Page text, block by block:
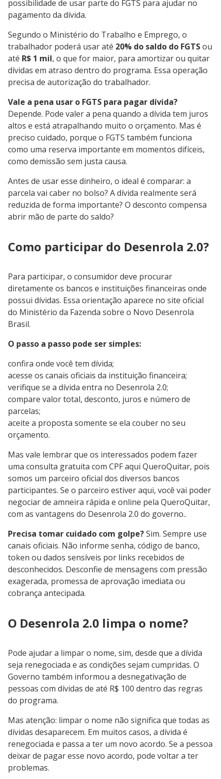
possibilidade de usar parte do FGTS para ajudar no
pagamento da dívida.
Segundo o Ministério do Trabalho e Emprego, o
trabalhador poderá usar até 20% do saldo do FGTSou
até R$ 1 mil, o que for maior, para amortizar ou quitar
dívidas em atraso dentro do programa. Essa operação
precisa de autorização do trabalhador.
Vale a pena usar o FGTS para pagar dívida?
Depende. Pode valer a pena quando a dívida tem juros
altos e está atrapalhando muito o orçamento. Mas é
preciso cuidado, porque o FGTS também funciona
como uma reserva importante em momentos difíceis,
como demissão sem justa causa.
Antes de usar esse dinheiro, o ideal é comparar: a
parcela vai caber no bolso? A dívida realmente será
reduzida de forma importante? O desconto compensa
abrir mão de parte do saldo?
Como participar do Desenrola 2.0?
Para participar, o consumidor deve procurar
diretamente os bancos e instituições financeiras onde
possui dívidas. Essa orientação aparece no site oficial
do Ministério da Fazenda sobre o Novo Desenrola
Brasil.
O passo a passo pode ser simples:
confira onde você tem dívida;
acesse os canais oficiais da instituição financeira;
verifique se a dívida entra no Desenrola 2.0;
compare valor total, desconto, juros e número de
parcelas;
aceite a proposta somente se ela couber no seu
orçamento.
Mas vale lembrar que os interessados podem fazer
uma consulta gratuita com CPF aqui QueroQuitar, pois
somos um parceiro oficial dos diversos bancos
participantes. Se o parceiro estiver aqui, você vai poder
negociar de amneira rápida e online pela QueroQuitar,
com as vantagens do Desenrola 2.0 do governo..
Precisa tomar cuidado com golpe?Sim. Sempre use
canais oficiais. Não informe senha, código de banco,
token ou dados sensíveis por links recebidos de
desconhecidos. Desconfie de mensagens com pressão
exagerada, promessa de aprovação imediata ou
cobrança antecipada.
O Desenrola 2.0 limpa o nome?
Pode ajudar a limpar o nome, sim, desde que a dívida
seja renegociada e as condições sejam cumpridas. O
Governo também informou a desnegativação de
pessoas com dívidas de até R$ 100 dentro das regras
do programa.
Mas atenção: limpar o nome não significa que todas as
dívidas desaparecem. Em muitos casos, a dívida é
renegociada e passa a ter um novo acordo. Se a pessoa
deixar de pagar esse novo acordo, pode voltar a ter
problemas.